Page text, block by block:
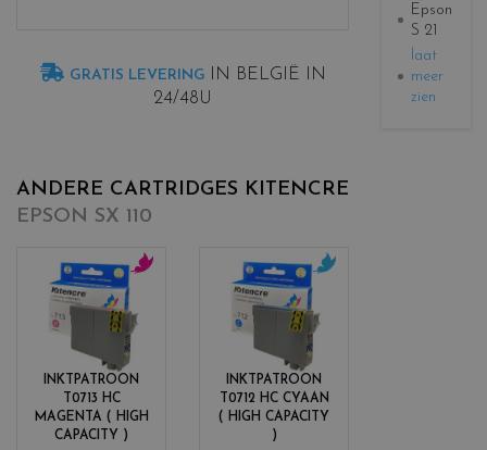
GRATIS LEVERING IN BELGIË IN
24/48U
ANDERE CARTRIDGES KITENCRE
EPSON SX 110
INKTPATROON
T0713 HC
MAGENTA ( HIGH
CAPACITY )
o
l
o
r
_
INKTPATROON
T0712 HC CYAAN
( HIGH CAPACITY
)
c
o
l
o
r
s
_
Epson
S 21
laat
meer
zien